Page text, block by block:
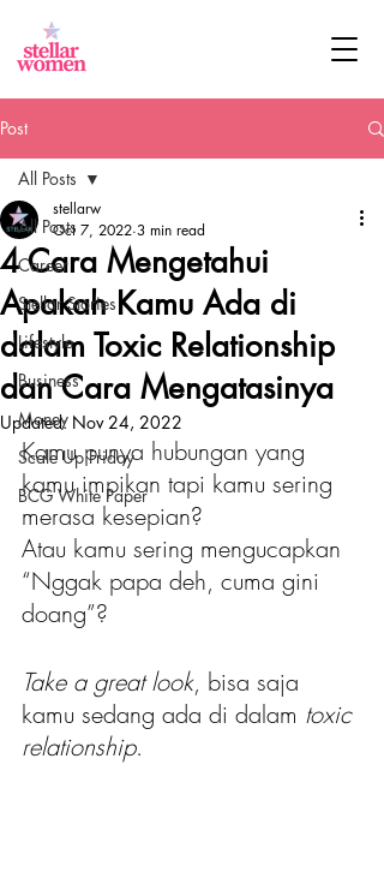
Post
All Posts
Career
Stellar Stories
Lifestyle
Business
Money
Scale Up Friday
BCG White Paper
All Posts
4 Cara Mengetahui
Apakah Kamu Ada di
dalam Toxic Relationship
dan Cara Mengatasinya
stellarw
Oct 7, 2022 3 min read
Updated: Nov 24, 2022
Kamu punya hubungan yang
kamu impikan tapi kamu sering
merasa kesepian?
Atau kamu sering mengucapkan
“Nggak papa deh, cuma gini
doang”?
Take a great look, bisa saja
kamu sedang ada di dalam toxic
relationship.